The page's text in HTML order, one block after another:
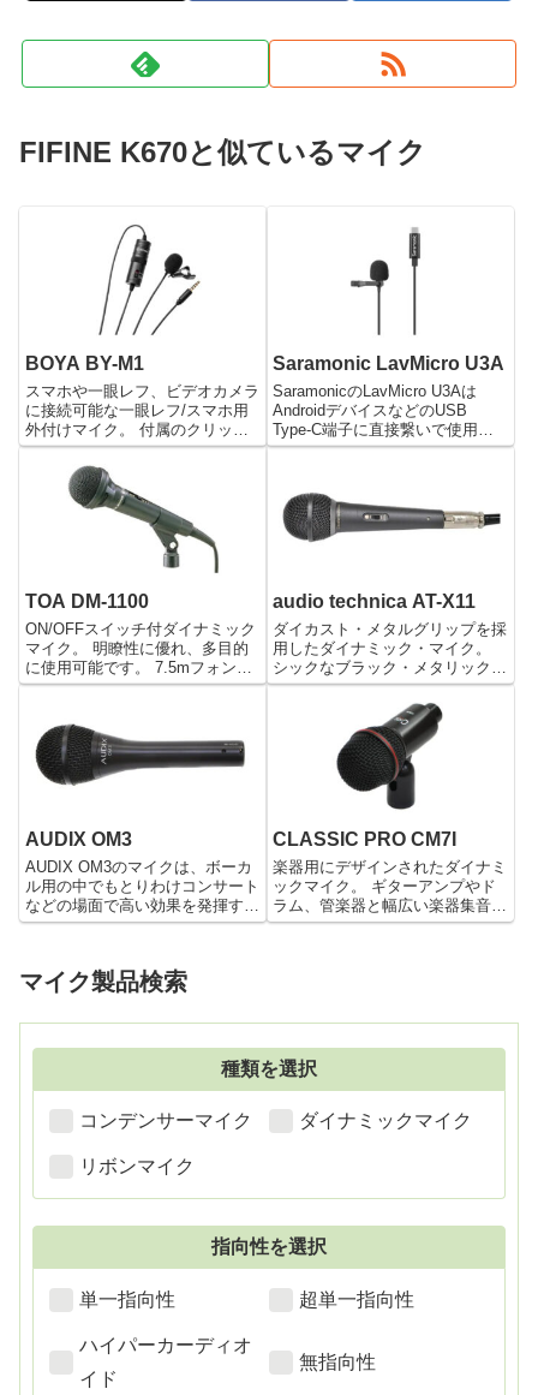
FIFINE K670と似ているマイク
BOYA BY-M1
スマホや一眼レフ、ビデオカメラ
に接続可能な一眼レフ/スマホ用
外付けマイク。 付属のクリップ
で衣服に取り付け録音します。
低ノイズのハイクオリティコンデ
ンサーを搭載。 動画撮影や実況
配信、ポッドキャストを含むライ
ブ配信などに最適。 ワイヤー
Saramonic LavMicro U3A
SaramonicのLavMicro U3Aは
AndroidデバイスなどのUSB
Type-C端子に直接繋いで使用す
ることができるピンマイクです。
の拾いたい音を調整することがで
きます。また無指向性なので自然
な音で録音されます。
TOA DM-1100
ON/OFFスイッチ付ダイナミック
マイク。 明瞭性に優れ、多目的
に使用可能です。 7.5mフォンプ
ラグ仕様のケーブルを装備。 マ
が付属します。
audio technica AT-X11
ダイカスト・メタルグリップを採
用したダイナミック・マイク。
シックなブラック・メタリック仕
上げ。 テーブルなどに置いた時
に転がらないプロテクトリング付
きです。 フォン、ミニフォンに
対応する2ウェイ出力プラグを採
AUDIX OM3
AUDIX OM3のマイクは、ボーカ
ル用の中でもとりわけコンサート
などの場面で高い効果を発揮する
マイクです。 2000年よりも前か
群です。 OM3は、音抜けが非常
CLASSIC PRO CM7I
楽器用にデザインされたダイナミ
ックマイク。 ギターアンプやド
ラム、管楽器と幅広い楽器集音に
対応。 ホルダー一体型構造でス
マイク製品検索
種類を選択
コンデンサーマイク ダイナミックマイク
リボンマイク
指向性を選択
単一指向性 超単一指向性
ハイパーカーディオ
イド
無指向性